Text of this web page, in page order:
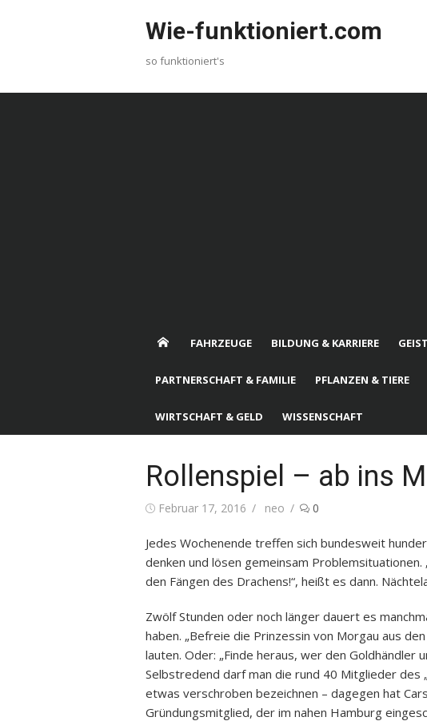
Wie-funktioniert.com
so funktioniert's
FAHRZEUGE BILDUNG & KARRIERE
PARTNERSCHAFT & FAMILIE PFLANZEN & TIERE
WIRTSCHAFT & GELD WISSENSCHAFT
Rollenspiel – ab ins
Posted
Februar 17, 2016 Author
neo 0
Jedes Wochenende treffen sich bundesweit
denken und lösen gemeinsam
den Fängen des Drachens!“, heißt es dann.
Zwölf Stunden oder noch länger dauert es
haben. „Befreie die Prinzessin von Morgau aus
lauten. Oder: „Finde heraus, wer den Goldhändler
Selbstredend darf man die rund 40 Mitglieder des
etwas verschroben bezeichnen – dagegen hat
Gründungsmitglied, der im nahen Hamburg